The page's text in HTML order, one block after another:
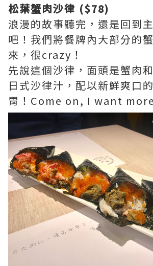
松葉蟹肉沙律 ($78)
浪漫的故事聽完，還是回到
吧！我們將餐牌內大部分的
來，很crazy！
先說這個沙律，面頭是蟹肉
日式沙律汁，配以新鮮爽口
胃！Come on, I want